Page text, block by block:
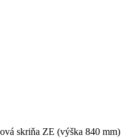
skriňa ZE (výška 840 mm)